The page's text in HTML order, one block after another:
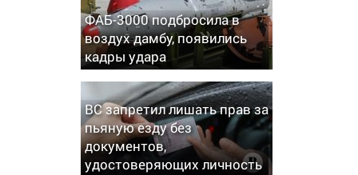
ФАБ-3000 подбросила в
воздух дамбу, появились
кадры удара
ВС запретил лишать прав за
пьяную езду без
документов,
удостоверяющих личность